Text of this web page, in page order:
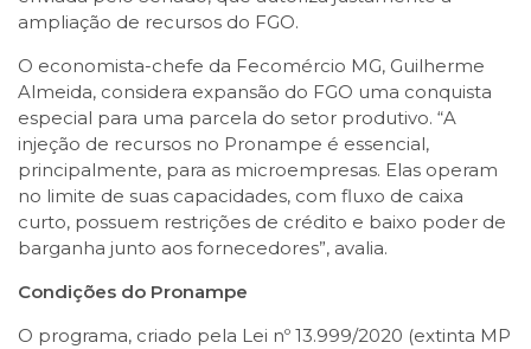
ampliação de recursos do FGO.
O economista-chefe da Fecomércio MG, Guilherme
Almeida, considera expansão do FGO uma conquista
especial para uma parcela do setor produtivo. “A
injeção de recursos no Pronampe é essencial,
principalmente, para as microempresas. Elas operam
no limite de suas capacidades, com fluxo de caixa
curto, possuem restrições de crédito e baixo poder de
barganha junto aos fornecedores”, avalia.
Condições do Pronampe
O programa, criado pela Lei nº 13.999/2020 (extinta MP